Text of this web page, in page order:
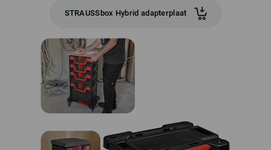
STRAUSSbox Hybrid adapterplaat